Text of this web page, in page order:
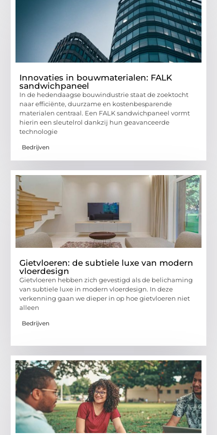
Innovaties in bouwmaterialen: FALK
sandwichpaneel
In de hedendaagse bouwindustrie staat de zoektocht
naar efficiënte, duurzame en kostenbesparende
materialen centraal. Een FALK sandwichpaneel vormt
hierin een sleutelrol dankzij hun geavanceerde
technologie
Bedrijven
Gietvloeren: de subtiele luxe van modern
vloerdesign
Gietvloeren hebben zich gevestigd als de belichaming
van subtiele luxe in modern vloerdesign. In deze
verkenning gaan we dieper in op hoe gietvloeren niet
alleen
Bedrijven